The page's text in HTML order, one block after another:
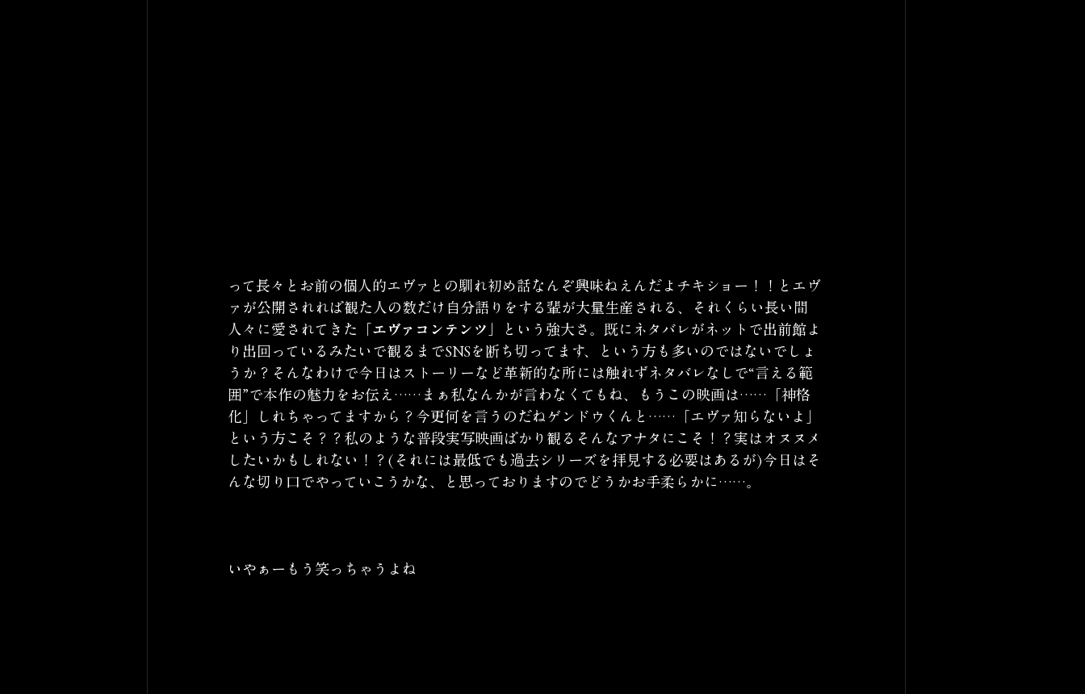
って長々とお前の個人的エヴァとの馴れ初め話なんぞ興味ねえんだよチキショー！！とエヴ
ァが公開されれば観た人の数だけ自分語りをする輩が大量生産される、それくらい長い間
人々に愛されてきた
「エヴァコンテンツ」
という強大さ。既にネタバレがネットで出前館よ
り出回っているみたいで観るまでSNSを断ち切ってます、という方も多いのではないでしょ
うか？そんなわけで今日はストーリーなど革新的な所には触れずネタバレなしで“言える範
囲”で本作の魅力をお伝え……まぁ私なんかが言わなくてもね、もうこの映画は……「神格
化」しれちゃってますから？今更何を言うのだねゲンドウくんと……「エヴァ知らないよ」
という方こそ？？私のような普段実写映画ばかり観るそんなアナタにこそ！？実はオヌヌメ
したいかもしれない！？(それには最低でも過去シリーズを拝見する必要はあるが)今日はそ
んな切り口でやっていこうかな、と思っておりますのでどうかお手柔らかに……。
いやぁーもう笑っちゃうよね